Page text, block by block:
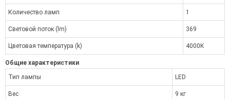
Количество ламп 1
Световой поток (lm) 369
Цветовая температура (k) 4000K
Общие характеристики
Тип лампы
LED
Вес 9 кг